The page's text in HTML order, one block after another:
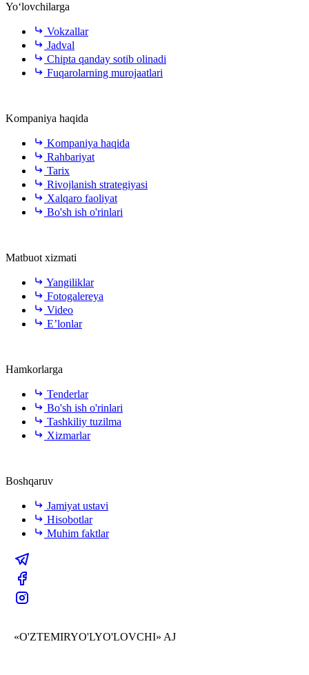
Yo‘lovchilarga
Vokzallar
Jadval
Chipta qanday sotib olinadi
Fuqarolarning murojaatlari
Kompaniya haqida
Kompaniya haqida
Rahbariyat
Tarix
Rivojlanish strategiyasi
Xalqaro faoliyat
Bo'sh ish o'rinlari
Matbuot xizmati
Yangiliklar
Fotogalereya
Video
E’lonlar
Hamkorlarga
Tenderlar
Bo'sh ish o'rinlari
Tashkiliy tuzilma
Xizmarlar
Boshqaruv
Jamiyat ustavi
Hisobotlar
Muhim faktlar
«O'ZTEMIRYO'LYO'LOVCHI» AJ